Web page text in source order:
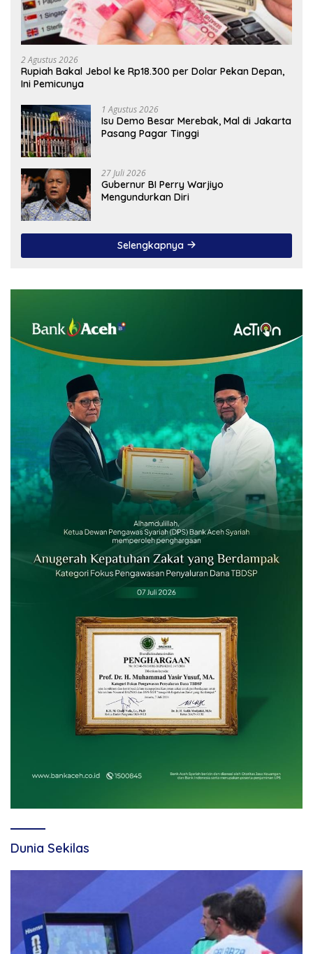
2 Agustus 2026
Rupiah Bakal Jebol ke Rp18.300 per Dolar Pekan Depan,
Ini Pemicunya
1 Agustus 2026
Isu Demo Besar Merebak, Mal di Jakarta
Pasang Pagar Tinggi
27 Juli 2026
Gubernur BI Perry Warjiyo
Mengundurkan Diri
Selengkapnya
Dunia Sekilas